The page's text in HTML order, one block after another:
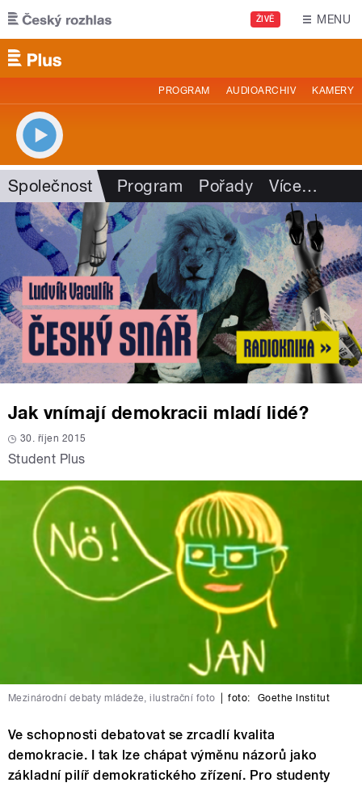
Přejít k hlavnímu obsahu
ŽIVĚ MENU
PROGRAM AUDIOARCHIV KAMERY
Společnost Program Pořady Více…
Jak vnímají demokracii mladí lidé?
30. říjen 2015
Student Plus
Mezinárodní debaty mládeže, ilustrační foto foto: Goethe Institut
Ve schopnosti debatovat se zrcadlí kvalita
demokracie. I tak lze chápat výměnu názorů jako
základní pilíř demokratického zřízení. Pro studenty